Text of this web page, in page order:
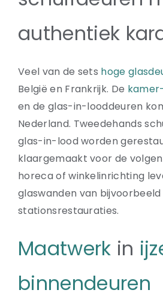
authentiek
Veel van de sets hoge
België en Frankrijk. De
en de glas-in-looddeuren
Nederland. Tweedehands
glas-in-lood worden
klaargemaakt voor de
horeca of winkelinrichting
glaswanden van bijvoorbeeld
stationsrestauraties.
Maatwerk in
binnendeuren